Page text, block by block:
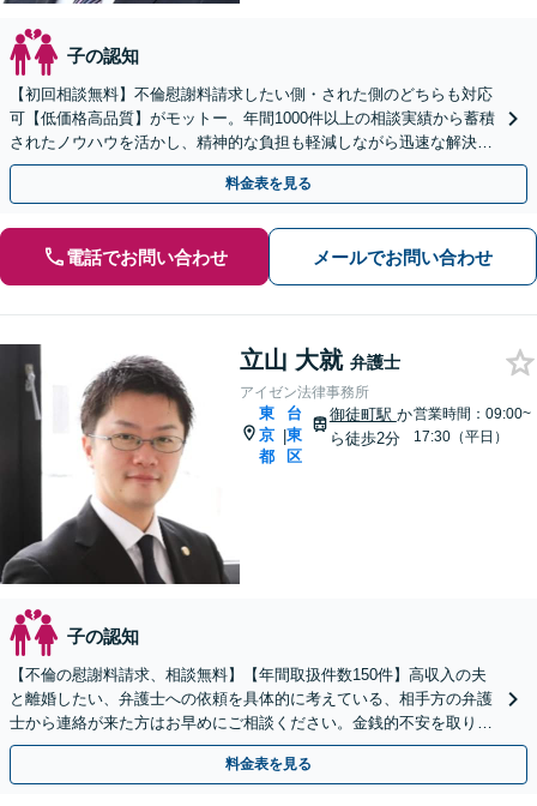
子の認知
【初回相談無料】不倫慰謝料請求したい側・された側のどちらも対応
可【低価格高品質】がモットー。年間1000件以上の相談実績から蓄積
されたノウハウを活かし、精神的な負担も軽減しながら迅速な解決を
目指します。【休日・夜間相談あり】【ビデオ面談可】
料金表を見る
電話でお問い合わせ メールでお問い合わせ
立山 大就 弁護士
アイゼン法律事務所
東
京
都
|
台
東
区
御徒町駅 か
ら徒歩2分
営業時間：09:00~
17:30（平日）
子の認知
【不倫の慰謝料請求、相談無料】【年間取扱件数150件】高収入の夫
と離婚したい、弁護士への依頼を具体的に考えている、相手方の弁護
士から連絡が来た方はお早めにご相談ください。金銭的不安を取り除
けるようサポートいたします【御徒町・仲御徒町駅2分】
料金表を見る